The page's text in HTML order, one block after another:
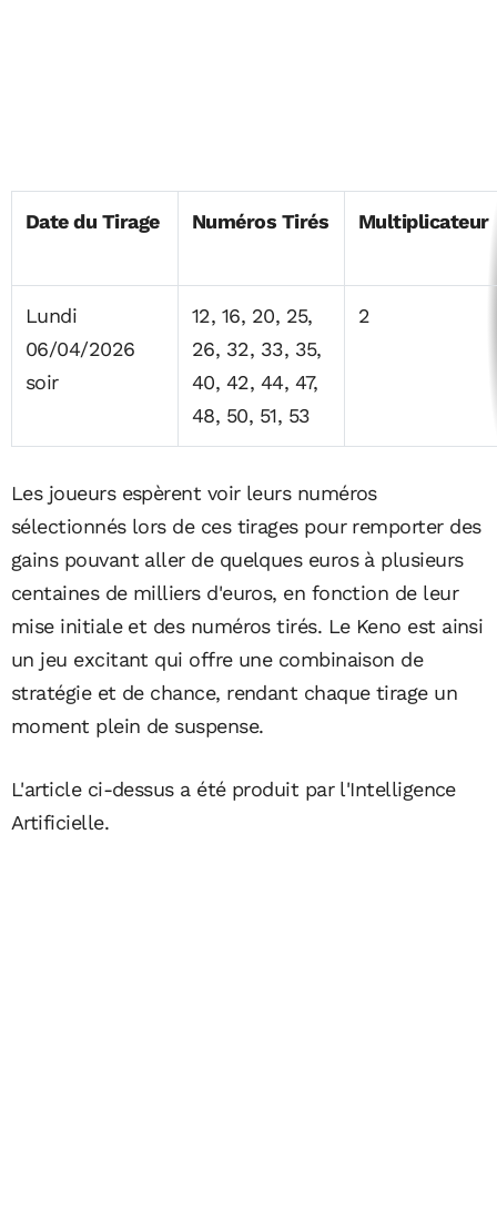
Date du Tirage Numéros Tirés Multiplicateur
Lundi
06/04/2026
soir
12, 16, 20, 25,
26, 32, 33, 35,
40, 42, 44, 47,
48, 50, 51, 53
2
Les joueurs espèrent voir leurs numéros
sélectionnés lors de ces tirages pour remporter des
gains pouvant aller de quelques euros à plusieurs
centaines de milliers d'euros, en fonction de leur
mise initiale et des numéros tirés. Le Keno est ainsi
un jeu excitant qui offre une combinaison de
stratégie et de chance, rendant chaque tirage un
moment plein de suspense.
L'article ci-dessus a été produit par l'Intelligence
Artificielle.